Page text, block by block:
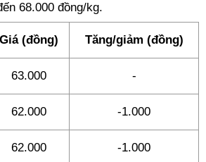
68.000 đồng/kg.
Giá (đồng) Tăng/giảm (đồng)
63.000 -
62.000 -1.000
62.000 -1.000